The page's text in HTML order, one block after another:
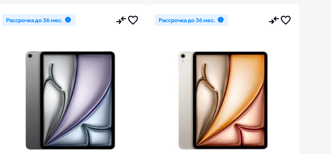
Рассрочка до 36 мес. Рассрочка до 36 мес.